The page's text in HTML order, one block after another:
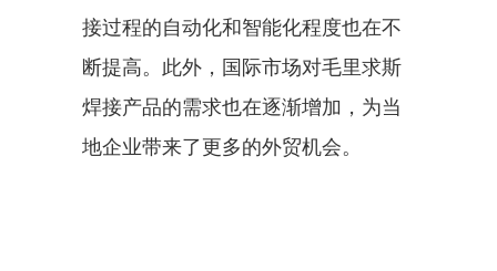
接过程的自动化和智能化程度也在不
断提高。此外，国际市场对毛里求斯
焊接产品的需求也在逐渐增加，为当
地企业带来了更多的外贸机会。